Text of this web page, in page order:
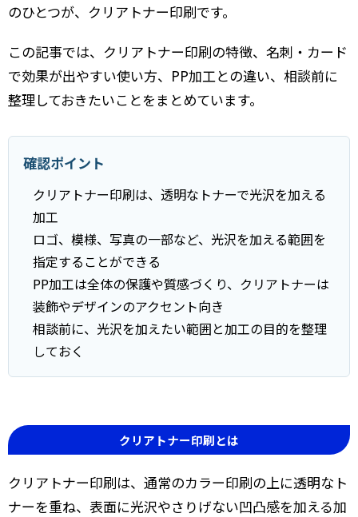
のひとつが、クリアトナー印刷です。
この記事では、クリアトナー印刷の特徴、名刺・カード
で効果が出やすい使い方、PP加工との違い、相談前に
整理しておきたいことをまとめています。
確認ポイント
クリアトナー印刷は、透明なトナーで光沢を加える
加工
ロゴ、模様、写真の一部など、光沢を加える範囲を
指定することができる
PP加工は全体の保護や質感づくり、クリアトナーは
装飾やデザインのアクセント向き
相談前に、光沢を加えたい範囲と加工の目的を整理
しておく
クリアトナー印刷とは
クリアトナー印刷は、通常のカラー印刷の上に透明なト
ナーを重ね、表面に光沢やさりげない凹凸感を加える加